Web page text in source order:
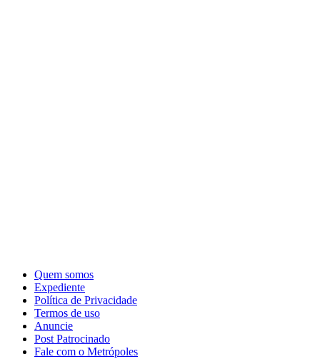
Quem somos
Expediente
Política de Privacidade
Termos de uso
Anuncie
Post Patrocinado
Fale com o Metrópoles